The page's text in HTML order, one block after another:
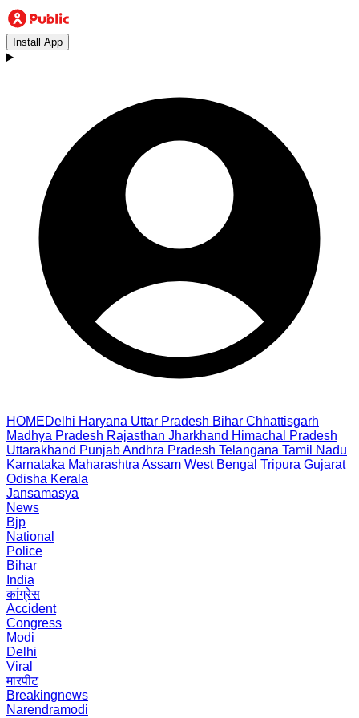
Install App
HOMEDelhi Haryana Uttar Pradesh Bihar Chhattisgarh
Madhya Pradesh Rajasthan Jharkhand Himachal Pradesh
Uttarakhand PunjabAndhra Pradesh Telangana Tamil Nadu
Karnataka Maharashtra Assam West Bengal Tripura Gujarat
Odisha Kerala
Jansamasya
News
Bjp
National
Police
Bihar
India
कांग्रेस
Accident
Congress
Modi
Delhi
Viral
मारपीट
Breakingnews
Narendramodi